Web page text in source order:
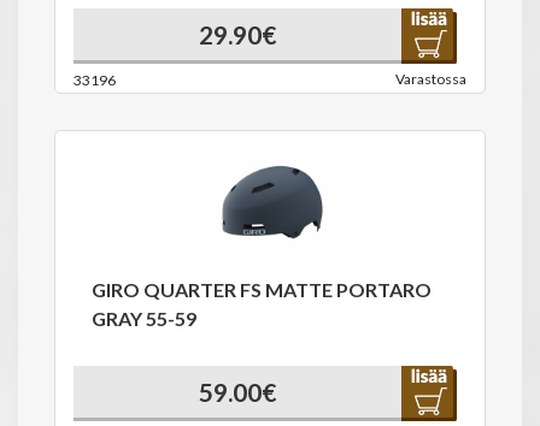
29.90€
33196 Varastossa
GIRO QUARTER FS MATTE PORTARO
GRAY 55-59
59.00€